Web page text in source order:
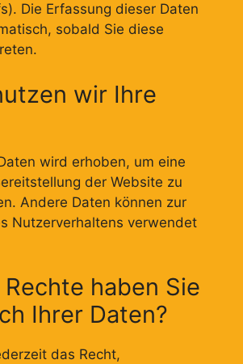
Die Erfassung dieser Daten
sobald Sie diese
wir Ihre
wird erhoben, um eine
der Website zu
Andere Daten können zur
Nutzerverhaltens verwendet
haben Sie
Ihrer Daten?
das Recht,